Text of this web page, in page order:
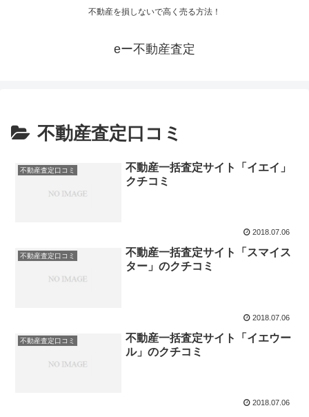
不動産を損しないで高く売る方法！
eー不動産査定
不動産査定口コミ
不動産査定口コミ
不動産一括査定サイト「イエイ」
クチコミ
2018.07.06
不動産査定口コミ
不動産一括査定サイト「スマイス
ター」のクチコミ
2018.07.06
不動産査定口コミ
不動産一括査定サイト「イエウー
ル」のクチコミ
2018.07.06